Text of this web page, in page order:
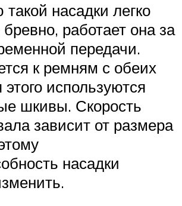
насадки легко
бревно, работает она за
передачи.
к ремням с обеих
используются
шкивы. Скорость
зависит от размера
насадки